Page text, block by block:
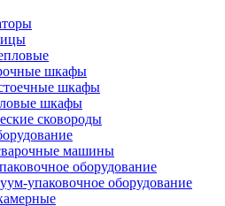
шкафы
шкафы
шкафы
сковороды
машины
оборудование
упаковочное оборудование